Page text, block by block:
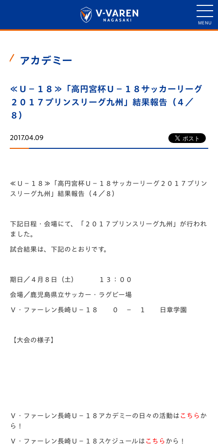
アカデミー
≪Ｕ－１８≫「高円宮杯Ｕ－１８サッカーリーグ
２０１７プリンスリーグ九州」結果報告（４／
８）
2017.04.09
≪Ｕ－１８≫「高円宮杯Ｕ－１８サッカーリーグ２０１７プリン
スリーグ九州」結果報告（４／８）
下記日程・会場にて、「２０１７プリンスリーグ九州」が行われ
ました。
試合結果は、下記のとおりです。
期日／４月８日（土） １３：００
会場／鹿児島県立サッカー・ラグビー場
Ｖ・ファーレン長崎Ｕ－１８ ０ － １ 日章学園
【大会の様子】
Ｖ・ファーレン長崎Ｕ－１８アカデミーの日々の活動は こちら か
ら！
Ｖ・ファーレン長崎Ｕ－１８スケジュールは こちら から！